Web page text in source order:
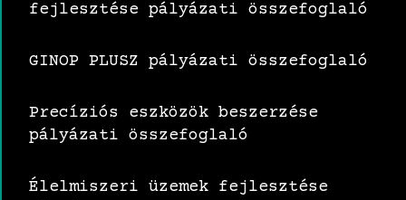
fejlesztése pályázati összefoglaló
GINOP PLUSZ pályázati összefoglaló
Precíziós eszközök beszerzése
pályázati összefoglaló
Élelmiszeri üzemek fejlesztése